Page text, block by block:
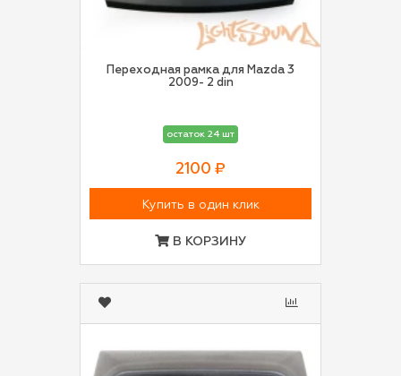
Переходная рамка для Mazda 3
2009- 2 din
остаток 24 шт
2100 ₽
Купить в один клик
В КОРЗИНУ